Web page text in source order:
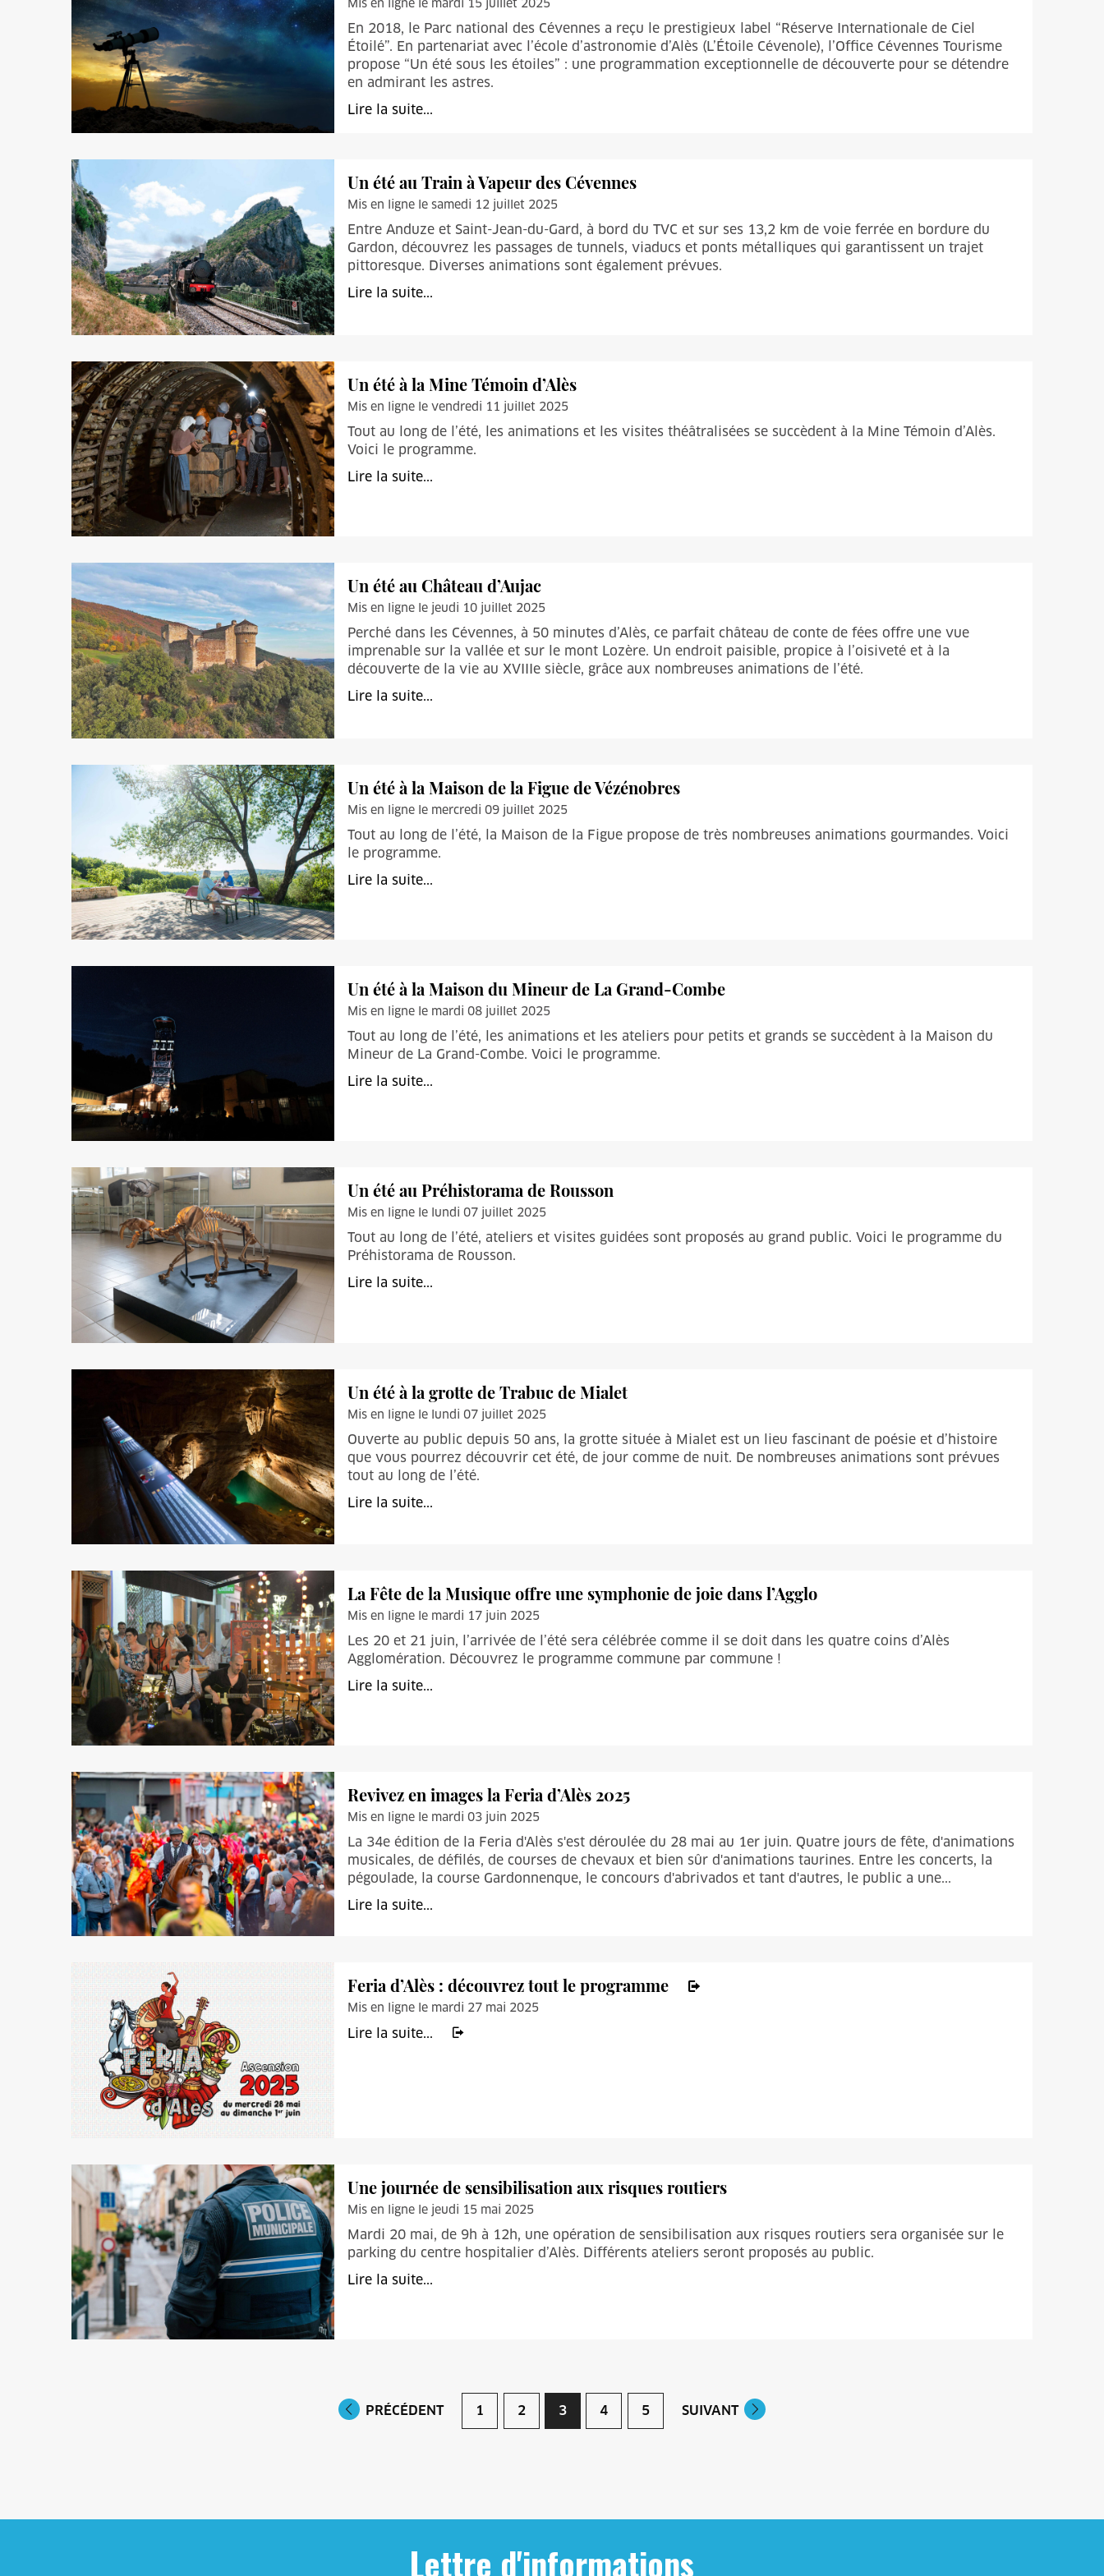
Mis en ligne le mardi 15 juillet 2025
En 2018, le Parc national des Cévennes a reçu le prestigieux label “Réserve Internationale de Ciel
Étoilé”. En partenariat avec l’école d’astronomie d’Alès (L’Étoile Cévenole), l’Office Cévennes Tourisme
propose “Un été sous les étoiles” : une programmation exceptionnelle de découverte pour se détendre
en admirant les astres.
Lire la suite...
Un été au Train à Vapeur des Cévennes
Mis en ligne le samedi 12 juillet 2025
Entre Anduze et Saint-Jean-du-Gard, à bord du TVC et sur ses 13,2 km de voie ferrée en bordure du
Gardon, découvrez les passages de tunnels, viaducs et ponts métalliques qui garantissent un trajet
pittoresque. Diverses animations sont également prévues.
Lire la suite...
Un été à la Mine Témoin d’Alès
Mis en ligne le vendredi 11 juillet 2025
Tout au long de l’été, les animations et les visites théâtralisées se succèdent à la Mine Témoin d’Alès.
Voici le programme.
Lire la suite...
Un été au Château d’Aujac
Mis en ligne le jeudi 10 juillet 2025
Perché dans les Cévennes, à 50 minutes d’Alès, ce parfait château de conte de fées offre une vue
imprenable sur la vallée et sur le mont Lozère. Un endroit paisible, propice à l’oisiveté et à la
découverte de la vie au XVIIIe siècle, grâce aux nombreuses animations de l’été.
Lire la suite...
Un été à la Maison de la Figue de Vézénobres
Mis en ligne le mercredi 09 juillet 2025
Tout au long de l’été, la Maison de la Figue propose de très nombreuses animations gourmandes. Voici
le programme.
Lire la suite...
Un été à la Maison du Mineur de La Grand-Combe
Mis en ligne le mardi 08 juillet 2025
Tout au long de l’été, les animations et les ateliers pour petits et grands se succèdent à la Maison du
Mineur de La Grand-Combe. Voici le programme.
Lire la suite...
Un été au Préhistorama de Rousson
Mis en ligne le lundi 07 juillet 2025
Tout au long de l’été, ateliers et visites guidées sont proposés au grand public. Voici le programme du
Préhistorama de Rousson.
Lire la suite...
Un été à la grotte de Trabuc de Mialet
Mis en ligne le lundi 07 juillet 2025
Ouverte au public depuis 50 ans, la grotte située à Mialet est un lieu fascinant de poésie et d’histoire
que vous pourrez découvrir cet été, de jour comme de nuit. De nombreuses animations sont prévues
tout au long de l’été.
Lire la suite...
La Fête de la Musique offre une symphonie de joie dans l’Agglo
Mis en ligne le mardi 17 juin 2025
Les 20 et 21 juin, l’arrivée de l’été sera célébrée comme il se doit dans les quatre coins d’Alès
Agglomération. Découvrez le programme commune par commune !
Lire la suite...
Revivez en images la Feria d’Alès 2025
Mis en ligne le mardi 03 juin 2025
La 34e édition de la Feria d'Alès s'est déroulée du 28 mai au 1er juin. Quatre jours de fête, d'animations
musicales, de défilés, de courses de chevaux et bien sûr d'animations taurines. Entre les concerts, la
pégoulade, la course Gardonnenque, le concours d'abrivados et tant d'autres, le public a une...
Lire la suite...
Feria d’Alès : découvrez tout le programme
Mis en ligne le mardi 27 mai 2025
Lire la suite...
Une journée de sensibilisation aux risques routiers
Mis en ligne le jeudi 15 mai 2025
Mardi 20 mai, de 9h à 12h, une opération de sensibilisation aux risques routiers sera organisée sur le
parking du centre hospitalier d’Alès. Différents ateliers seront proposés au public.
Lire la suite...
PRÉCÉDENT 1 2 3 4 5 SUIVANT
Lettre d'informations